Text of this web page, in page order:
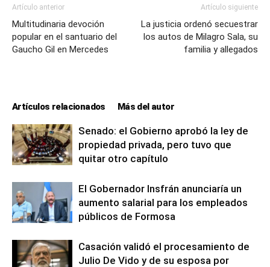
Artículo anterior
Multitudinaria devoción
popular en el santuario del
Gaucho Gil en Mercedes
Artículo siguiente
La justicia ordenó secuestrar
los autos de Milagro Sala, su
familia y allegados
Artículos relacionados Más del autor
Senado: el Gobierno aprobó la ley de
propiedad privada, pero tuvo que
quitar otro capítulo
El Gobernador Insfrán anunciaría un
aumento salarial para los empleados
públicos de Formosa
Casación validó el procesamiento de
Julio De Vido y de su esposa por